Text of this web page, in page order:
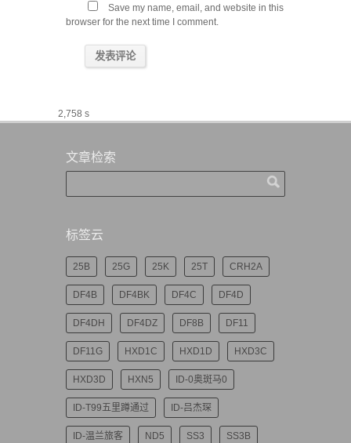
Save my name, email, and website in this
browser for the next time I comment.
2,758 s
文章检索
标签云
25B 25G 25K 25T CRH2A
DF4B DF4BK DF4C DF4D
DF4DH DF4DZ DF8B DF11
DF11G HXD1C HXD1D HXD3C
HXD3D HXN5 ID-0奥斑马0
ID-T99五里蹲通过 ID-吕杰琛
ID-温兰旅客 ND5 SS3 SS3B